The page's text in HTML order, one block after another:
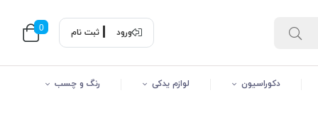
ورود ثبت نام 0
دکوراسیون لوازم یدکی رنگ و چسب